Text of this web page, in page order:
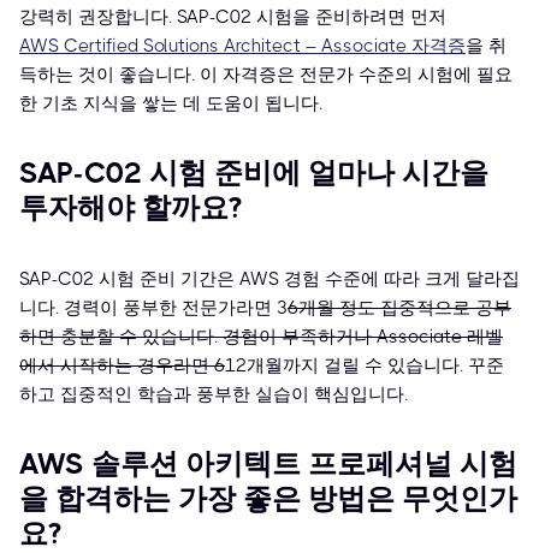
강력히 권장합니다. SAP-C02 시험을 준비하려면 먼저
AWS Certified Solutions Architect – Associate 자격증을 취
득하는 것이 좋습니다. 이 자격증은 전문가 수준의 시험에 필요
한 기초 지식을 쌓는 데 도움이 됩니다.
SAP-C02 시험 준비에 얼마나 시간을
투자해야 할까요?
SAP-C02 시험 준비 기간은 AWS 경험 수준에 따라 크게 달라집
니다. 경력이 풍부한 전문가라면 36개월 정도 집중적으로 공부
하면 충분할 수 있습니다. 경험이 부족하거나 Associate 레벨
에서 시작하는 경우라면 612개월까지 걸릴 수 있습니다. 꾸준
하고 집중적인 학습과 풍부한 실습이 핵심입니다.
AWS 솔루션 아키텍트 프로페셔널 시험
을 합격하는 가장 좋은 방법은 무엇인가
요?